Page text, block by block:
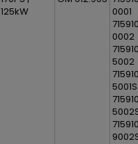
125kW
0001
0002
5002
5001S